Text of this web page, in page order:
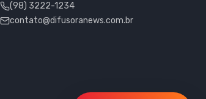
(98) 3222-1234
contato@difusoranews.com.br